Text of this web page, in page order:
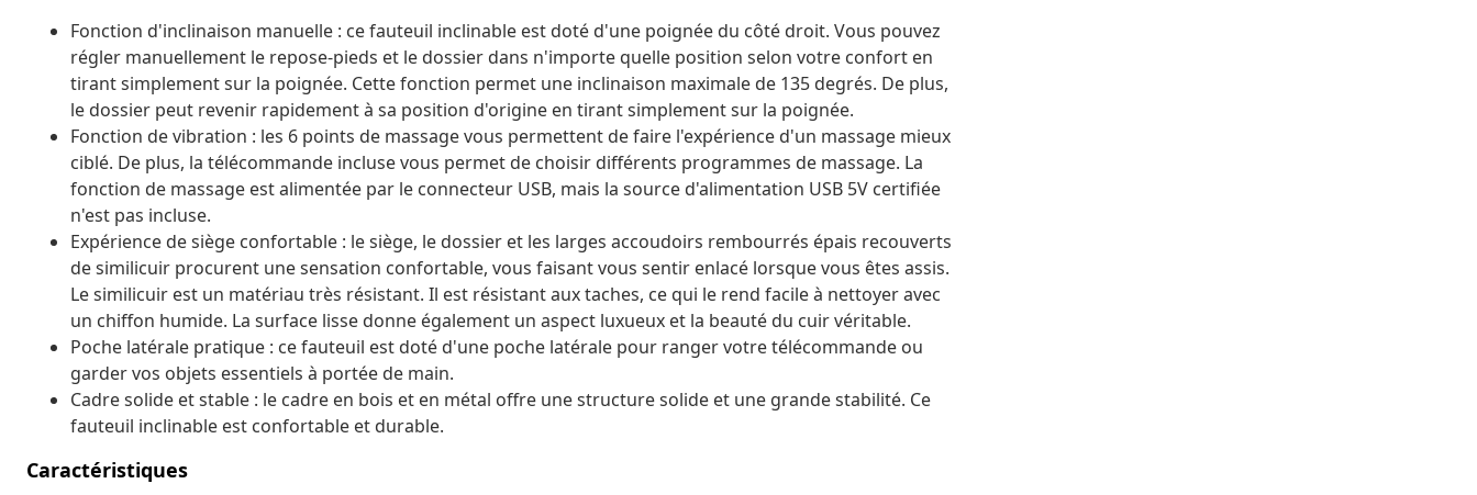
Fonction d'inclinaison manuelle : ce fauteuil inclinable est doté d'une poignée du côté droit. Vous pouvez
régler manuellement le repose-pieds et le dossier dans n'importe quelle position selon votre confort en
tirant simplement sur la poignée. Cette fonction permet une inclinaison maximale de 135 degrés. De plus,
le dossier peut revenir rapidement à sa position d'origine en tirant simplement sur la poignée.
Fonction de vibration : les 6 points de massage vous permettent de faire l'expérience d'un massage mieux
ciblé. De plus, la télécommande incluse vous permet de choisir différents programmes de massage. La
fonction de massage est alimentée par le connecteur USB, mais la source d'alimentation USB 5V certifiée
n'est pas incluse.
Expérience de siège confortable : le siège, le dossier et les larges accoudoirs rembourrés épais recouverts
de similicuir procurent une sensation confortable, vous faisant vous sentir enlacé lorsque vous êtes assis.
Le similicuir est un matériau très résistant. Il est résistant aux taches, ce qui le rend facile à nettoyer avec
un chiffon humide. La surface lisse donne également un aspect luxueux et la beauté du cuir véritable.
Poche latérale pratique : ce fauteuil est doté d'une poche latérale pour ranger votre télécommande ou
garder vos objets essentiels à portée de main.
Cadre solide et stable : le cadre en bois et en métal offre une structure solide et une grande stabilité. Ce
fauteuil inclinable est confortable et durable.
Caractéristiques